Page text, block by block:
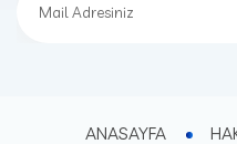
ANASAYFA